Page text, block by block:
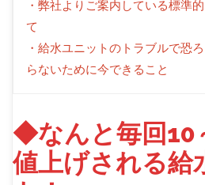
・弊社よりご案内している標準
て
・給水ユニットのトラブルで恐
らないために今できること
◆なんと毎回10
値上げされる給